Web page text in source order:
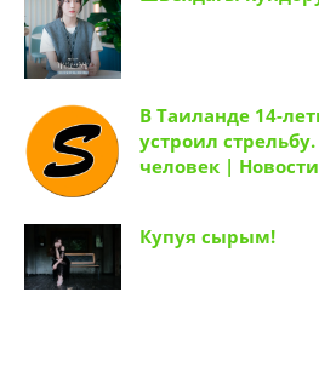
В Таиланде 14-
устроил